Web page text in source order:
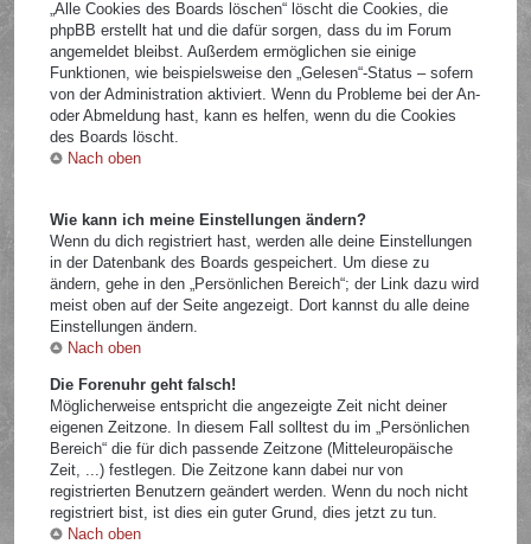
„Alle Cookies des Boards löschen“ löscht die Cookies, die
phpBB erstellt hat und die dafür sorgen, dass du im Forum
angemeldet bleibst. Außerdem ermöglichen sie einige
Funktionen, wie beispielsweise den „Gelesen“-Status – sofern
von der Administration aktiviert. Wenn du Probleme bei der An-
oder Abmeldung hast, kann es helfen, wenn du die Cookies
des Boards löscht.
Nach oben
Wie kann ich meine Einstellungen ändern?
Wenn du dich registriert hast, werden alle deine Einstellungen
in der Datenbank des Boards gespeichert. Um diese zu
ändern, gehe in den „Persönlichen Bereich“; der Link dazu wird
meist oben auf der Seite angezeigt. Dort kannst du alle deine
Einstellungen ändern.
Nach oben
Die Forenuhr geht falsch!
Möglicherweise entspricht die angezeigte Zeit nicht deiner
eigenen Zeitzone. In diesem Fall solltest du im „Persönlichen
Bereich“ die für dich passende Zeitzone (Mitteleuropäische
Zeit, ...) festlegen. Die Zeitzone kann dabei nur von
registrierten Benutzern geändert werden. Wenn du noch nicht
registriert bist, ist dies ein guter Grund, dies jetzt zu tun.
Nach oben